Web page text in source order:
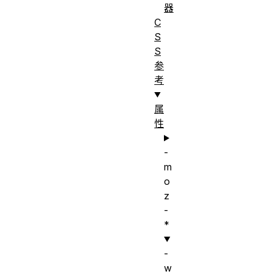
器
C
S
S
参
考
属
性
-
m
o
z
-
*
-
w